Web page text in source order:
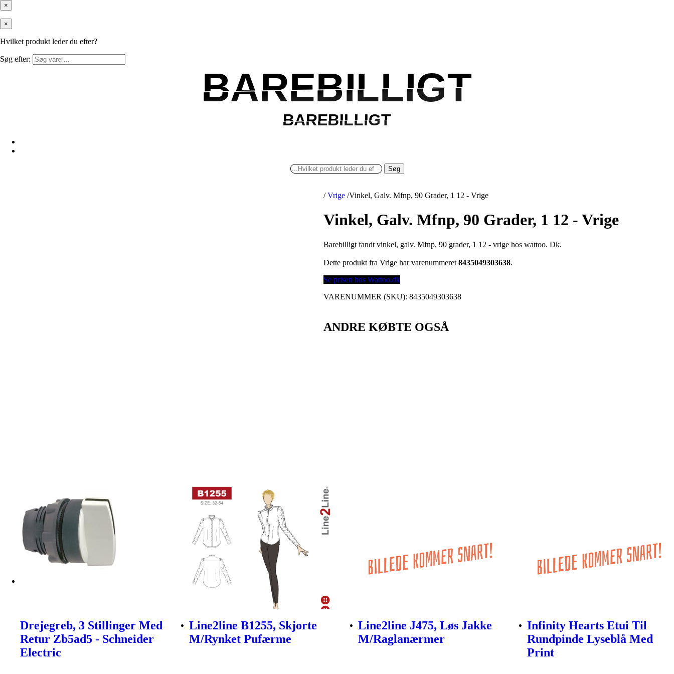
×
×
Hvilket produkt leder du efter?
Søg efter:
BAREBILLIGT
BAREBILLIGT
BAREBILLIGT
BAREBILLIGT
Søg
/ Vrige /Vinkel, Galv. Mfnp, 90 Grader, 1 12 - Vrige
Vinkel, Galv. Mfnp, 90 Grader, 1 12 - Vrige
Barebilligt fandt vinkel, galv. Mfnp, 90 grader, 1 12 - vrige hos wattoo. Dk.
Dette produkt fra Vrige har varenummeret8435049303638.
Se prisen hos Wattoo.dk
VARENUMMER (SKU):8435049303638
ANDRE KØBTE OGSÅ
Drejegreb, 3 Stillinger Med
Retur Zb5ad5 - Schneider
Electric
Line2line B1255, Skjorte
M/Rynket Pufærme
Line2line J475, Løs Jakke
M/Raglanærmer
Infinity Hearts Etui Til
Rundpinde Lyseblå Med
Print